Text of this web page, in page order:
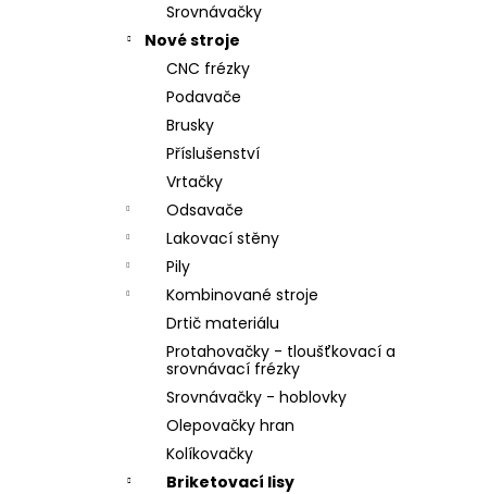
Srovnávačky
Nové stroje
CNC frézky
Podavače
Brusky
Příslušenství
Vrtačky
Odsavače
Lakovací stěny
Pily
Kombinované stroje
Drtič materiálu
Protahovačky - tloušťkovací a
srovnávací frézky
Srovnávačky - hoblovky
Olepovačky hran
Kolíkovačky
Briketovací lisy